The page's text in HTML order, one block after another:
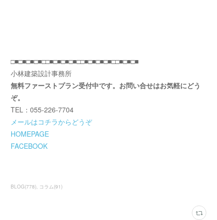
□■□■□■□■□□■□■□■□■□□■□■□■□■□□■□■□■
小林建築設計事務所
無料ファーストプラン受付中です。お問い合せはお気軽にどう
ぞ。
TEL：055-226-7704
メールはコチラからどうぞ
HOMEPAGE
FACEBOOK
BLOG(778) コラム(91)